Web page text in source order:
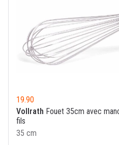
19.90
Vollrath Fouet 35cm avec
fils
35 cm